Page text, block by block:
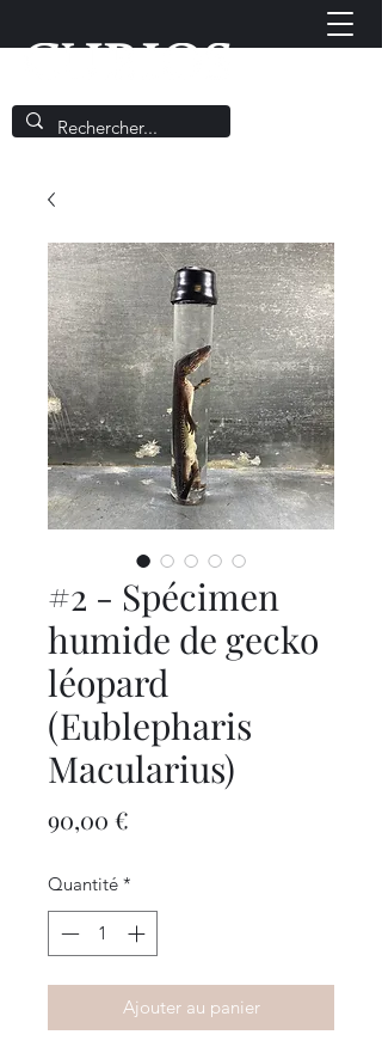
#2 - Spécimen
humide de gecko
léopard
(Eublepharis
Macularius)
90,00 €
Quantité *
Ajouter au panier